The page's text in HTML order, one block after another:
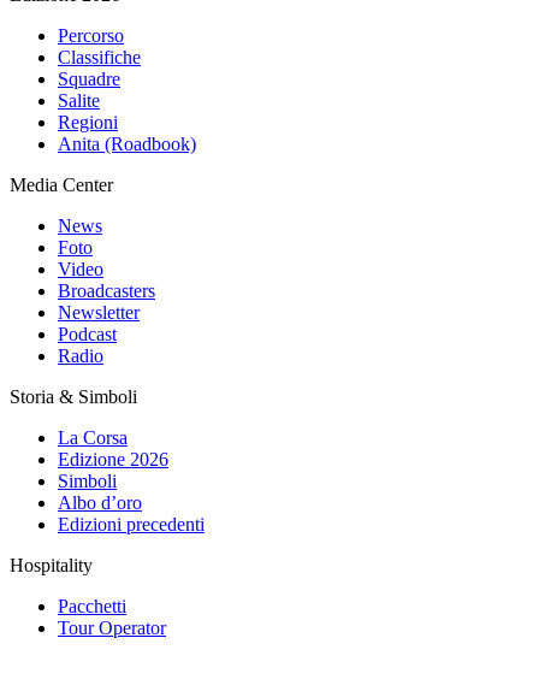
Percorso
Classifiche
Squadre
Salite
Regioni
Anita (Roadbook)
Media Center
News
Foto
Video
Broadcasters
Newsletter
Podcast
Radio
Storia & Simboli
La Corsa
Edizione 2026
Simboli
Albo d’oro
Edizioni precedenti
Hospitality
Pacchetti
Tour Operator